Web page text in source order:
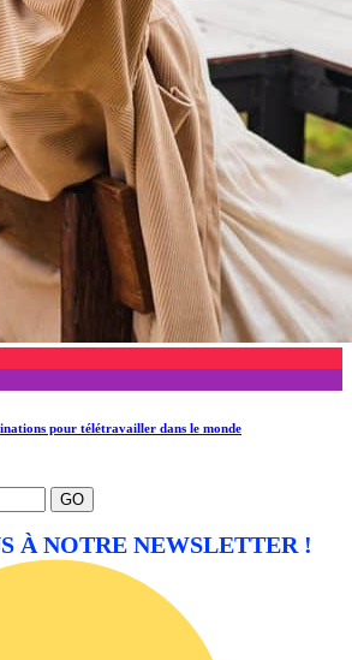
pour télétravailler dans le monde
GO
À NOTRE NEWSLETTER !